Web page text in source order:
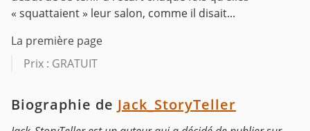
« squattaient » leur salon, comme il disait...
La première page
Prix : GRATUIT
Biographie de Jack_StoryTeller